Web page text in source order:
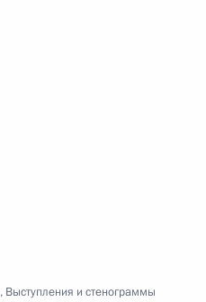
, Выступления и стенограммы